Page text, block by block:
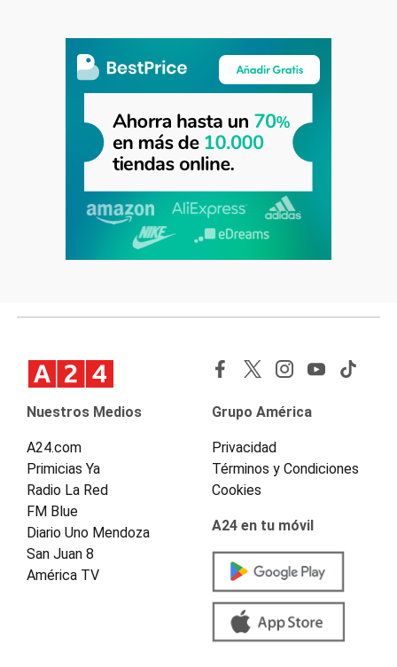
Nuestros Medios
A24.com
Primicias Ya
Radio La Red
FM Blue
Diario Uno Mendoza
San Juan 8
América TV
Grupo América
Privacidad
Términos y Condiciones
Cookies
A24 en tu móvil